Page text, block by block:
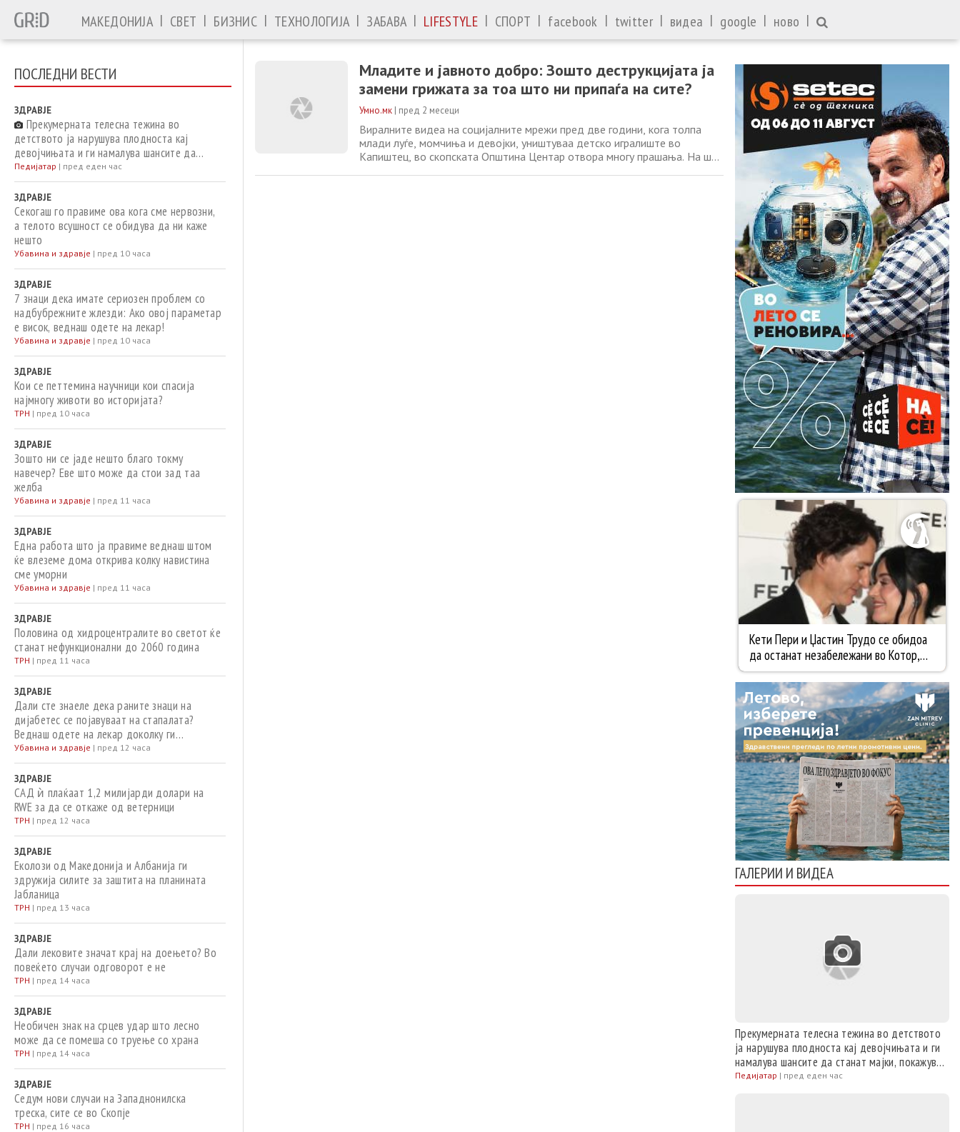
МАКЕДОНИЈА | СВЕТ | БИЗНИС | ТЕХНОЛОГИЈА | ЗАБАВА | LIFESTYLE | СПОРТ | facebook | twitter | видеа | google | ново |
ПОСЛЕДНИ ВЕСТИ
ЗДРАВЈЕ
Прекумерната телесна тежина во
детството ја нарушува плодноста кај
девојчињата и ги намалува шансите да
станат мајки, покажува студија
Педијатар | пред еден час
ЗДРАВЈЕ
Секогаш го правиме ова кога сме нервозни,
а телото всушност се обидува да ни каже
нешто
Убавина и здравје | пред 10 часа
ЗДРАВЈЕ
7 знаци дека имате сериозен проблем со
надбубрежните жлезди: Ако овој параметар
е висок, веднаш одете на лекар!
Убавина и здравје | пред 10 часа
ЗДРАВЈЕ
Кои се петтемина научници кои спасија
најмногу животи во историјата?
ТРН | пред 10 часа
ЗДРАВЈЕ
Зошто ни се јаде нешто благо токму
навечер? Еве што може да стои зад таа
желба
Убавина и здравје | пред 11 часа
ЗДРАВЈЕ
Една работа што ја правиме веднаш штом
ќе влеземе дома открива колку навистина
сме уморни
Убавина и здравје | пред 11 часа
ЗДРАВЈЕ
Половина од хидроцентралите во светот ќе
станат нефункционални до 2060 година
ТРН | пред 11 часа
ЗДРАВЈЕ
Дали сте знаеле дека раните знаци на
дијабетес се појавуваат на стапалата?
Веднаш одете на лекар доколку ги
забележите овие 12 симптоми!
Убавина и здравје | пред 12 часа
ЗДРАВЈЕ
САД ѝ плаќаат 1,2 милијарди долари на
RWE за да се откаже од ветерници
ТРН | пред 12 часа
ЗДРАВЈЕ
Еколози од Македонија и Албанија ги
здружија силите за заштита на планината
Јабланица
ТРН | пред 13 часа
ЗДРАВЈЕ
Дали лековите значат крај на доењето? Во
повеќето случаи одговорот е не
ТРН | пред 14 часа
ЗДРАВЈЕ
Необичен знак на срцев удар што лесно
може да се помеша со труење со храна
ТРН | пред 14 часа
ЗДРАВЈЕ
Седум нови случаи на Западнонилска
треска, сите се во Скопје
ТРН | пред 16 часа
Младите и јавното добро: Зошто деструкцијата ја
замени грижата за тоа што ни припаѓа на сите?
Умно.мк | пред 2 месеци
Виралните видеа на социјалните мрежи пред две години, кога толпа
млади луѓе, момчиња и девојки, уништуваа детско игралиште во
Капиштец, во скопската Општина Центар отвора многу прашања. На што
ГАЛЕРИИ И ВИДЕА
Прекумерната телесна тежина во детството
ја нарушува плодноста кај девојчињата и ги
намалува шансите да станат мајки, покажува
студија
Педијатар | пред еден час